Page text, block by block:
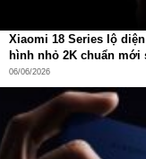
ngăn mùi quay
Toàn bộ quy trình
cải tiến, đảm bảo
nhiễm thứ cấp. Nhờ
cảm giác sạch sẽ,
cưng sinh hoạt
Xiaomi 18 Series lộ
hình nhỏ 2K chuẩn mới
06/06/2026